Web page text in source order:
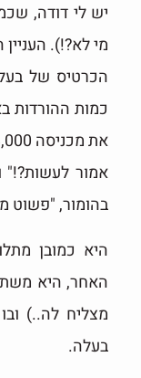
יש לי דודה,
מי לא?!).
הכרטיס של
כמות ההורדות
אמור לעשות?!"
בהומור, "פשוט
היא כמובן
האחר, היא
מצליח לה..)
בעלה.